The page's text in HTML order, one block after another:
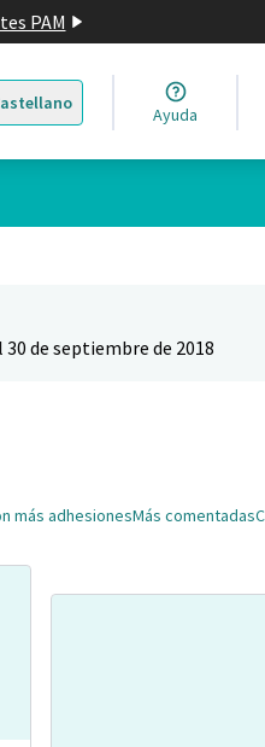
PAM
Castellano
la llengua Elegir el idioma
Ayuda
de septiembre de 2018
más adhesionesMás comentadas